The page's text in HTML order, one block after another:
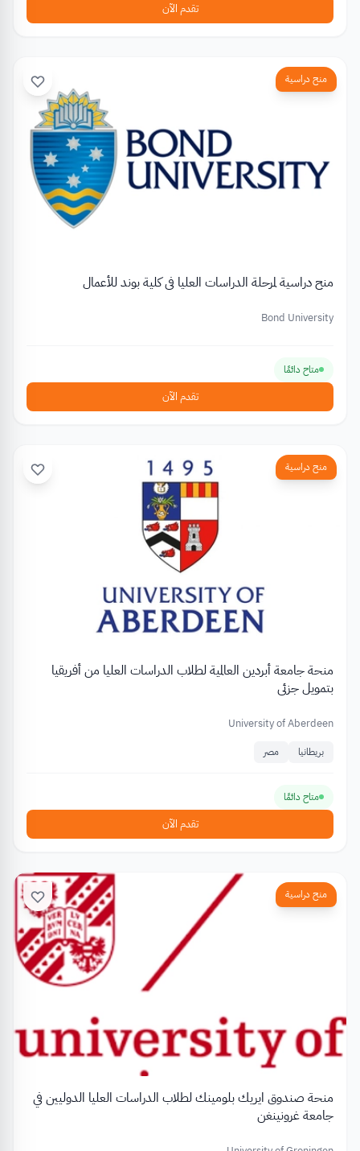
تقدم الآن
منح دراسية
منح دراسية لمرحلة الدراسات العليا في كلية بوند للأعمال
Bond University
متاح دائمًا
تقدم الآن
منح دراسية
منحة جامعة أبردين العالمية لطلاب الدراسات العليا من أفريقيا
بتمويل جزئي
University of Aberdeen
بريطانيا مصر
متاح دائمًا
تقدم الآن
منح دراسية
منحة صندوق ايريك بلومينك لطلاب الدراسات العليا الدوليين في
جامعة غرونينغن